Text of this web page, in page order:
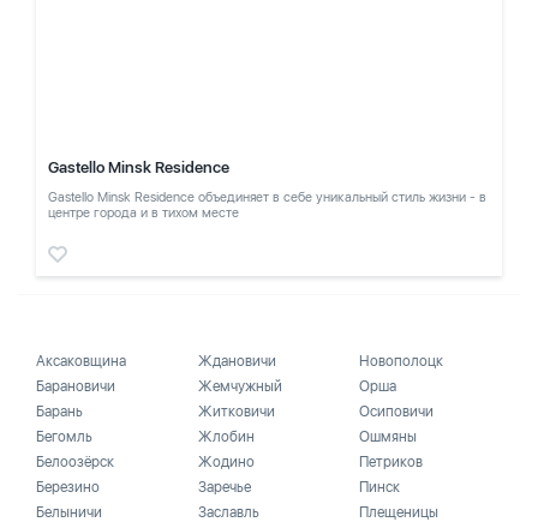
Gastello Minsk Residence
Gastello Minsk Residence объединяет в себе уникальный стиль жизни - в
центре города и в тихом месте
Аксаковщина
Барановичи
Барань
Бегомль
Белоозёрск
Березино
Белыничи
Ждановичи
Жемчужный
Житковичи
Жлобин
Жодино
Заречье
Заславль
Новополоцк
Орша
Осиповичи
Ошмяны
Петриков
Пинск
Плещеницы